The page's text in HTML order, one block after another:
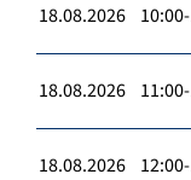
18.08.2026
18.08.2026
18.08.2026